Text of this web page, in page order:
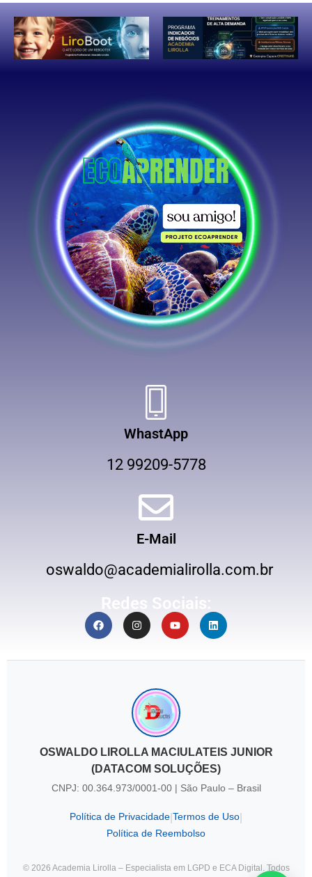
WhastApp
12 99209-5778
E-Mail
oswaldo@academialirolla.com.br
Redes Sociais:
OSWALDO LIROLLA MACIULATEIS JUNIOR
(DATACOM SOLUÇÕES)
CNPJ: 00.364.973/0001-00 | São Paulo – Brasil
Política de Privacidade Termos de Uso
Política de Reembolso
© 2026 Academia Lirolla – Especialista em LGPD e ECA Digital. Todos